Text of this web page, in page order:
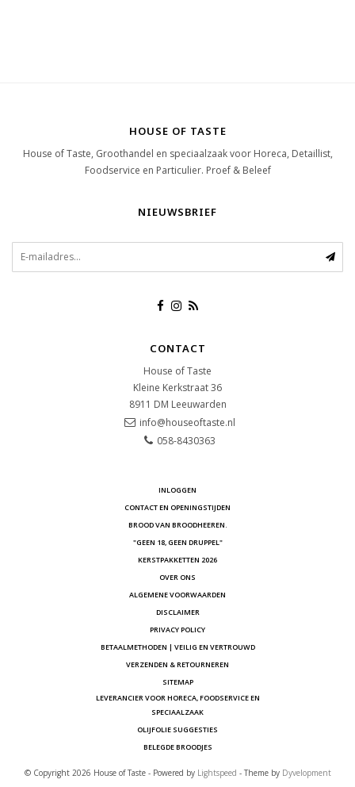
HOUSE OF TASTE
House of Taste, Groothandel en speciaalzaak voor Horeca, Detaillist,
Foodservice en Particulier. Proef & Beleef
NIEUWSBRIEF
CONTACT
House of Taste
Kleine Kerkstraat 36
8911 DM Leeuwarden
info@houseoftaste.nl
058-8430363
INLOGGEN
CONTACT EN OPENINGSTIJDEN
BROOD VAN BROODHEEREN.
"GEEN 18, GEEN DRUPPEL"
KERSTPAKKETTEN 2026
OVER ONS
ALGEMENE VOORWAARDEN
DISCLAIMER
PRIVACY POLICY
BETAALMETHODEN | VEILIG EN VERTROUWD
VERZENDEN & RETOURNEREN
SITEMAP
LEVERANCIER VOOR HORECA, FOODSERVICE EN
SPECIAALZAAK
OLIJFOLIE SUGGESTIES
BELEGDE BROODJES
© Copyright 2026 House of Taste - Powered by Lightspeed - Theme by Dyvelopment